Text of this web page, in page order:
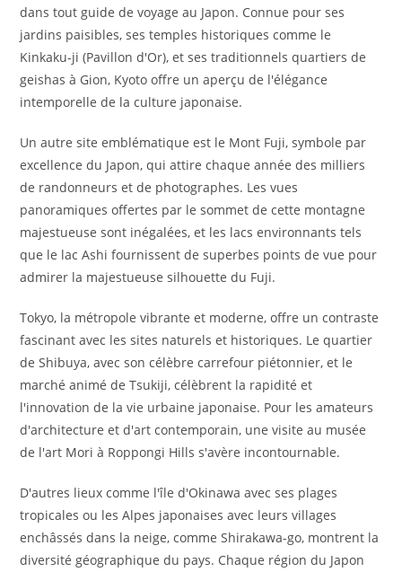
dans tout guide de voyage au Japon. Connue pour ses
jardins paisibles, ses temples historiques comme le
Kinkaku-ji (Pavillon d'Or), et ses traditionnels quartiers de
geishas à Gion, Kyoto offre un aperçu de l'élégance
intemporelle de la culture japonaise.
Un autre site emblématique est le Mont Fuji, symbole par
excellence du Japon, qui attire chaque année des milliers
de randonneurs et de photographes. Les vues
panoramiques offertes par le sommet de cette montagne
majestueuse sont inégalées, et les lacs environnants tels
que le lac Ashi fournissent de superbes points de vue pour
admirer la majestueuse silhouette du Fuji.
Tokyo, la métropole vibrante et moderne, offre un contraste
fascinant avec les sites naturels et historiques. Le quartier
de Shibuya, avec son célèbre carrefour piétonnier, et le
marché animé de Tsukiji, célèbrent la rapidité et
l'innovation de la vie urbaine japonaise. Pour les amateurs
d'architecture et d'art contemporain, une visite au musée
de l'art Mori à Roppongi Hills s'avère incontournable.
D'autres lieux comme l'île d'Okinawa avec ses plages
tropicales ou les Alpes japonaises avec leurs villages
enchâssés dans la neige, comme Shirakawa-go, montrent la
diversité géographique du pays. Chaque région du Japon